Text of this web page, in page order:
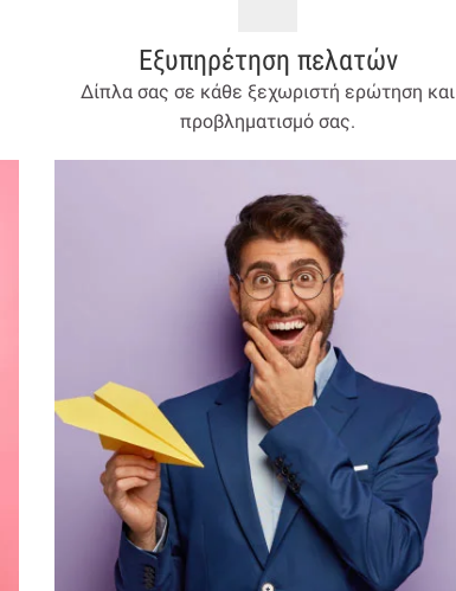
Εξυπηρέτηση πελατών
Δίπλα σας σε κάθε ξεχωριστή ερώτηση και
προβληματισμό σας.